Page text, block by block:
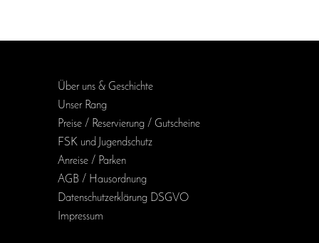
Über uns & Geschichte
Unser Rang
Preise / Reservierung / Gutscheine
FSK und Jugendschutz
Anreise / Parken
AGB / Haus­ordnung
Daten­schutz­erklärung DSGVO
Impressum